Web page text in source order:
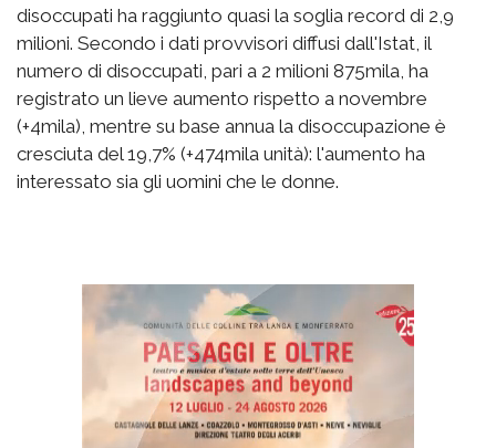
disoccupati ha raggiunto quasi la soglia record di 2,9
milioni. Secondo i dati provvisori diffusi dall'Istat, il
numero di disoccupati, pari a 2 milioni 875mila, ha
registrato un lieve aumento rispetto a novembre
(+4mila), mentre su base annua la disoccupazione è
cresciuta del 19,7% (+474mila unità): l'aumento ha
interessato sia gli uomini che le donne.